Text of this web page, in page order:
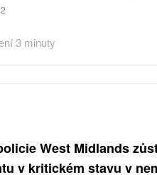
3 minuty
West Midlands
v kritickém stavu v